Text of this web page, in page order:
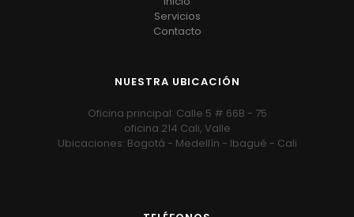
Servicios
Contacto
NUESTRA UBICACIÓN
Oficina principal: Calle 5 # 66B - 75
oficina 214 Cali, Valle
Ubicaciones: Bogotá - Medellín - Ibagué - Cali